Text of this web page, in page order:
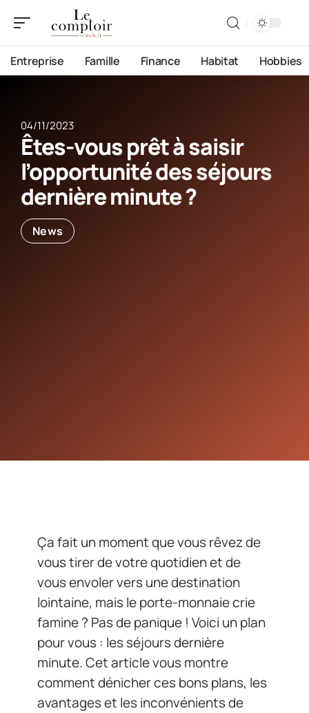
Entreprise Famille Finance Habitat Hobbies
04/11/2023
Êtes-vous prêt à saisir
l’opportunité des séjours
dernière minute ?
News
Ça fait un moment que vous rêvez de
vous tirer de votre quotidien et de
vous envoler vers une destination
lointaine, mais le porte-monnaie crie
famine ? Pas de panique ! Voici un plan
pour vous : les séjours dernière
minute. Cet article vous montre
comment dénicher ces bons plans, les
avantages et les inconvénients de